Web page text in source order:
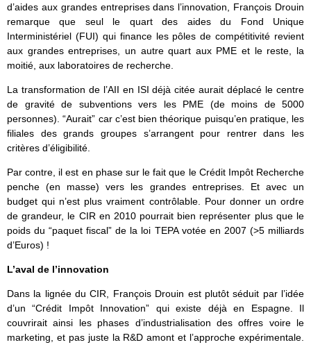
d’aides aux grandes entreprises dans l’innovation, François Drouin
remarque que seul le quart des aides du Fond Unique
Interministériel (FUI) qui finance les pôles de compétitivité revient
aux grandes entreprises, un autre quart aux PME et le reste, la
moitié, aux laboratoires de recherche.
La transformation de l’AII en ISI déjà citée aurait déplacé le centre
de gravité de subventions vers les PME (de moins de 5000
personnes). “Aurait” car c’est bien théorique puisqu’en pratique, les
filiales des grands groupes s’arrangent pour rentrer dans les
critères d’éligibilité.
Par contre, il est en phase sur le fait que le Crédit Impôt Recherche
penche (en masse) vers les grandes entreprises. Et avec un
budget qui n’est plus vraiment contrôlable. Pour donner un ordre
de grandeur, le CIR en 2010 pourrait bien représenter plus que le
poids du “paquet fiscal” de la loi TEPA votée en 2007 (>5 milliards
d’Euros) !
L’aval de l’innovation
Dans la lignée du CIR, François Drouin est plutôt séduit par l’idée
d’un “Crédit Impôt Innovation” qui existe déjà en Espagne. Il
couvrirait ainsi les phases d’industrialisation des offres voire le
marketing, et pas juste la R&D amont et l’approche expérimentale.